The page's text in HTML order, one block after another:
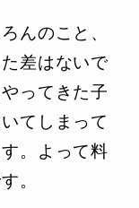
んのこと、
差はないで
ってきた子
てしまって
。よって料
。